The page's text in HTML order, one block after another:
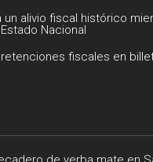
un alivio fiscal histórico
Nacional
fiscales en